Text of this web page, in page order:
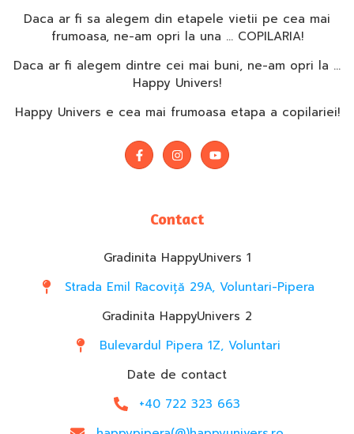
Daca ar fi sa alegem din etapele vietii pe cea mai
frumoasa, ne-am opri la una … COPILARIA!
Daca ar fi alegem dintre cei mai buni, ne-am opri la …
Happy Univers!
Happy Univers e cea mai frumoasa etapa a copilariei!
Contact
Gradinita HappyUnivers 1
Strada Emil Racoviță 29A, Voluntari-Pipera
Gradinita HappyUnivers 2
Bulevardul Pipera 1Z, Voluntari
Date de contact
+40 722 323 663